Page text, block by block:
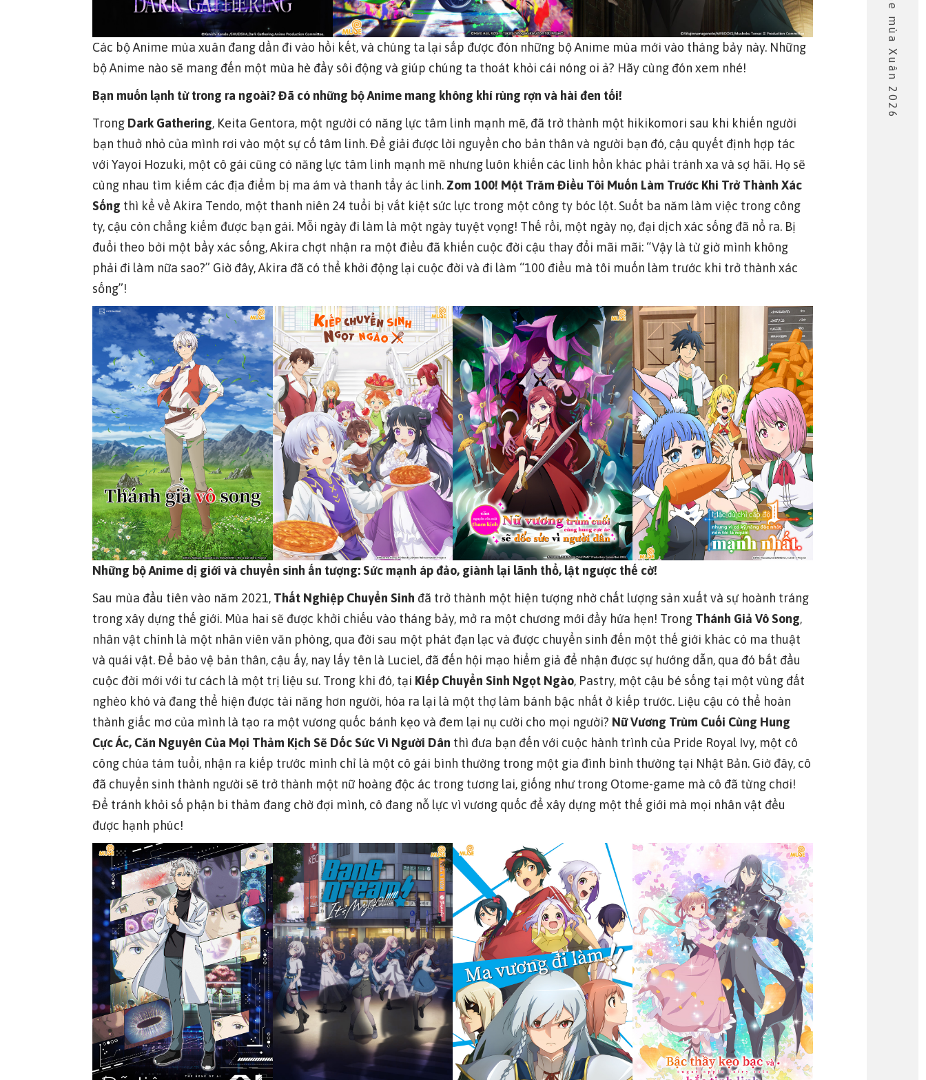
Các bộ Anime mùa xuân đang dần đi vào hồi kết, và chúng ta lại sắp được đón những bộ Anime mùa mới vào tháng bảy này. Những
bộ Anime nào sẽ mang đến một mùa hè đầy sôi động và giúp chúng ta thoát khỏi cái nóng oi ả? Hãy cùng đón xem nhé!
Bạn muốn lạnh từ trong ra ngoài? Đã có những bộ Anime mang không khí rùng rợn và hài đen tối!
Trong Dark Gathering, Keita Gentora, một người có năng lực tâm linh mạnh mẽ, đã trở thành một hikikomori sau khi khiến người
bạn thuở nhỏ của mình rơi vào một sự cố tâm linh. Để giải được lời nguyền cho bản thân và người bạn đó, cậu quyết định hợp tác
với Yayoi Hozuki, một cô gái cũng có năng lực tâm linh mạnh mẽ nhưng luôn khiến các linh hồn khác phải tránh xa và sợ hãi. Họ sẽ
cùng nhau tìm kiếm các địa điểm bị ma ám và thanh tẩy ác linh.Zom 100! Một Trăm Điều Tôi Muốn Làm Trước Khi Trở Thành Xác
Sống thì kể về Akira Tendo, một thanh niên 24 tuổi bị vắt kiệt sức lực trong một công ty bóc lột. Suốt ba năm làm việc trong công
ty, cậu còn chẳng kiếm được bạn gái. Mỗi ngày đi làm là một ngày tuyệt vọng! Thế rồi, một ngày nọ, đại dịch xác sống đã nổ ra. Bị
đuổi theo bởi một bầy xác sống, Akira chợt nhận ra một điều đã khiến cuộc đời cậu thay đổi mãi mãi: “Vậy là từ giờ mình không
phải đi làm nữa sao?” Giờ đây, Akira đã có thể khởi động lại cuộc đời và đi làm “100 điều mà tôi muốn làm trước khi trở thành xác
sống”!
Những bộ Anime dị giới và chuyển sinh ấn tượng: Sức mạnh áp đảo, giành lại lãnh thổ, lật ngược thế cờ!
Sau mùa đầu tiên vào năm 2021, Thất Nghiệp Chuyển Sinh đã trở thành một hiện tượng nhờ chất lượng sản xuất và sự hoành tráng
trong xây dựng thế giới. Mùa hai sẽ được khởi chiếu vào tháng bảy, mở ra một chương mới đầy hứa hẹn! Trong Thánh Giả Vô Song,
nhân vật chính là một nhân viên văn phòng, qua đời sau một phát đạn lạc và được chuyển sinh đến một thế giới khác có ma thuật
và quái vật. Để bảo vệ bản thân, cậu ấy, nay lấy tên là Luciel, đã đến hội mạo hiểm giả để nhận được sự hướng dẫn, qua đó bắt đầu
cuộc đời mới với tư cách là một trị liệu sư. Trong khi đó, tại Kiếp Chuyển Sinh Ngọt Ngào, Pastry, một cậu bé sống tại một vùng đất
nghèo khó và đang thể hiện được tài năng hơn người, hóa ra lại là một thợ làm bánh bậc nhất ở kiếp trước. Liệu cậu có thể hoàn
thành giấc mơ của mình là tạo ra một vương quốc bánh kẹo và đem lại nụ cười cho mọi người? Nữ Vương Trùm Cuối Cùng Hung
Cực Ác, Căn Nguyên Của Mọi Thảm Kịch Sẽ Dốc Sức Vì Người Dân thì đưa bạn đến với cuộc hành trình của Pride Royal Ivy, một cô
công chúa tám tuổi, nhận ra kiếp trước mình chỉ là một cô gái bình thường trong một gia đình bình thường tại Nhật Bản. Giờ đây, cô
đã chuyển sinh thành người sẽ trở thành một nữ hoàng độc ác trong tương lai, giống như trong Otome-game mà cô đã từng chơi!
Để tránh khỏi số phận bi thảm đang chờ đợi mình, cô đang nỗ lực vì vương quốc để xây dựng một thế giới mà mọi nhân vật đều
được hạnh phúc!